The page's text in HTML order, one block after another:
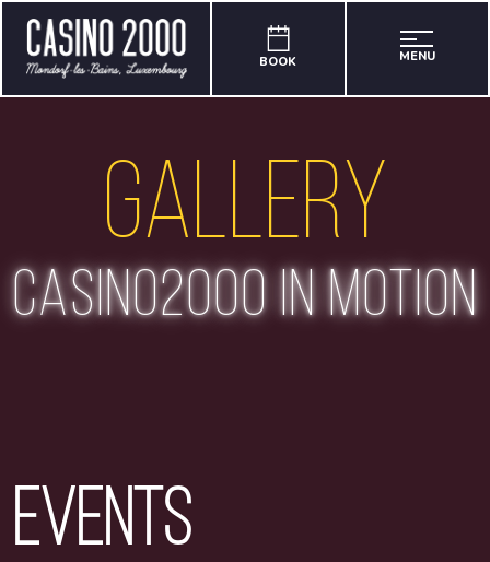
BOOK MENU
Gallery
casino2000 in motion
Events